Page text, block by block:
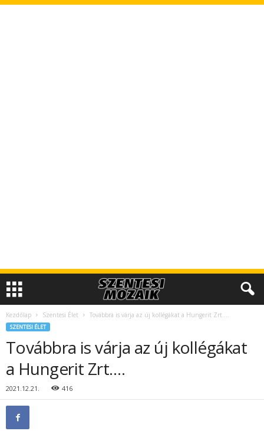
Kezdőlap Szentesi Élet Továbbra is várja az új kollégákat a Hungerit Zrt….
SZENTESI ÉLET
Továbbra is várja az új kollégákat
a Hungerit Zrt….
2021.12.21. 416